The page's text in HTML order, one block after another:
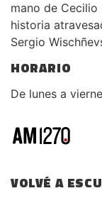
mano de Cecilio
historia
Sergio
HORARIO
De lunes a
VOLVÉ A